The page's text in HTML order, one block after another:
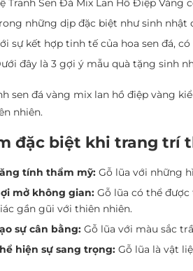
Tranh Sen Đá Mix Lan Hồ Điệp Vàng
những dịp đặc biệt như sinh nhật
sự kết hợp tinh tế của hoa sen đá,
đây là 3 gợi ý mẫu quà tặng sinh
sen đá vàng mix lan hồ điệp vàng
nhiên.
đặc biệt khi trang trí
tính thẩm mỹ: Gỗ lũa với những
mở không gian: Gỗ lũa có thể
gần gũi với thiên nhiên.
sự cân bằng: Gỗ lũa với màu sắc
hiện sự sang trọng: Gỗ lũa là vật